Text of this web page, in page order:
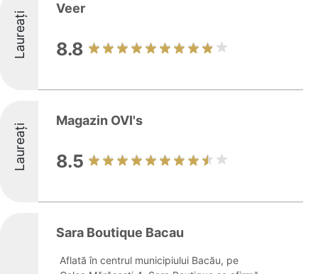
Laureați
Veer
8.8
Laureați
Magazin OVI's
8.5
Sara Boutique Bacau
Aflată în centrul municipiului Bacău, pe